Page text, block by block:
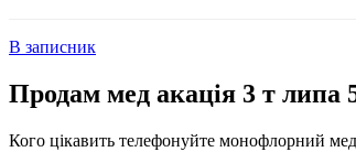
В записник
Продам мед акація 3 т липа
Кого цікавить телефонуйте монофлорний мед